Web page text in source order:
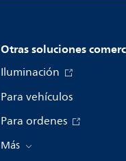
Otras soluciones
Iluminación
Para vehículos
Para ordenes
Más